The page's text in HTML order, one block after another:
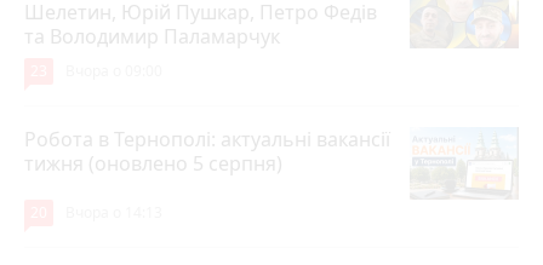
Шелетин, Юрій Пушкар, Петро Федів
та Володимир Паламарчук
Робота в Тернополі: актуальні вакансії
тижня (оновлено 5 серпня)